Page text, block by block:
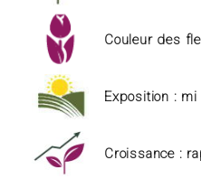
Couleur des
Exposition :
Croissance :